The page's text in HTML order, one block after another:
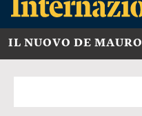
IL NUOVO DE MAURO